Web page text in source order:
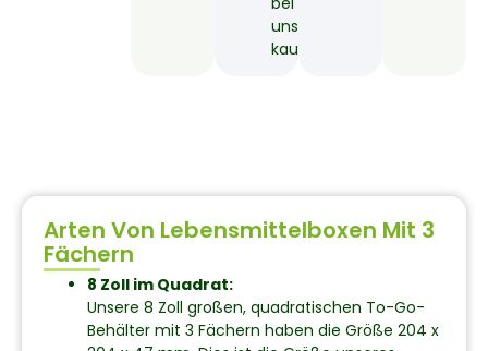
uns
kaufen.
Arten Von Lebensmittelboxen Mit 3
Fächern
8 Zoll im Quadrat:
Unsere 8 Zoll großen, quadratischen To-Go-
Behälter mit 3 Fächern haben die Größe 204 x